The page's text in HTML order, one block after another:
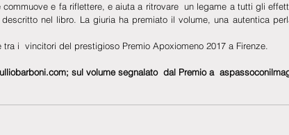
e fa riflettere, e aiuta a ritrovare  un legame a tutti gli
nel libro. La giuria ha premiato il volume, una autentica
tra i  vincitori del prestigioso Premio Apoxiomeno 2017 a Firenze.
sul volume segnalato  dal Premio a